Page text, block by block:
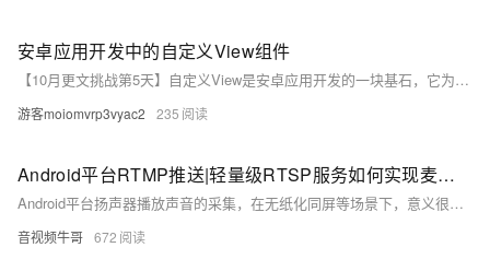
安卓应用开发中的自定义View组件
【10月更文挑战第5天】自定义View是安卓应用开发的一块基石，它为开发者提供了无限的可能。通过掌握其原理和实现方法，可以创造出既美观又实用的用户界面。本文将引导你了解自定义View的创建过程，包括绘制技巧、事件处理以及性能优化等关键步骤。
游客moiomvrp3vyac2 235
Android平台RTMP推送|轻量级RTSP服务如何实现麦克风|扬声器声音采集切换
Android平台扬声器播放声音的采集，在无纸化同屏等场景下，意义很大，早期低版本的Android设备，是没法直接采集扬声器audio的（从Android 10开始支持），所以，如果需要采集扬声器audio，需要先做系统版本判断，添加相应的权限。
音视频牛哥 672